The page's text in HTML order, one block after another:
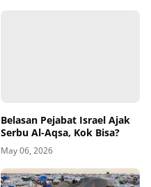
Serbu Al-Aqsa, Kok Bisa?
May 06, 2026